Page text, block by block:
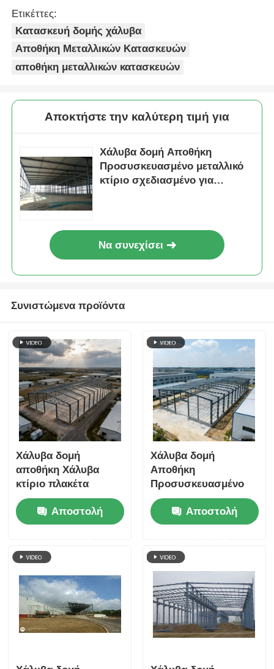
Ετικέττες:
Κατασκευή δομής χάλυβα
Αποθήκη Μεταλλικών Κατασκευών
αποθήκη μεταλλικών κατασκευών
Αποκτήστε την καλύτερη τιμή για
Χάλυβα δομή Αποθήκη
Προσυσκευασμένο μεταλλικό
κτίριο σχεδιασμένο για
Να συνεχίσει
Συνιστώμενα προϊόντα
Χάλυβα δομή
αποθήκη Χάλυβα
κτίριο πλακέτα
σχεδιασμένο για
βιομηχανική
αποθήκευση με
μακρά διάρκεια ζωής
Αποστολή
Χάλυβα δομή
Αποθήκη
Προσυσκευασμένο
μεταλλικό κτίριο
Ιδανικό για
βιομηχανικά
αποθήκευσης και
Αποστολή